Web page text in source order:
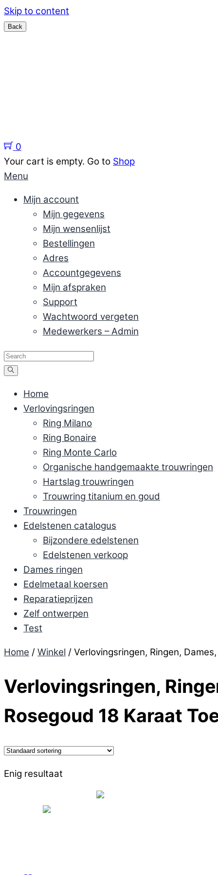
Skip to content
0
Your cart is empty. Go to Shop
Menu
Mijn account
Mijn gegevens
Mijn wensenlijst
Bestellingen
Adres
Accountgegevens
Mijn afspraken
Support
Wachtwoord vergeten
Medewerkers – Admin
Home
Verlovingsringen
Ring Milano
Ring Bonaire
Ring Monte Carlo
Organische handgemaakte trouwringen
Hartslag trouwringen
Trouwring titanium en goud
Trouwringen
Edelstenen catalogus
Bijzondere edelstenen
Edelstenen verkoop
Dames ringen
Edelmetaal koersen
Reparatieprijzen
Zelf ontwerpen
Test
Home / Winkel / Verlovingsringen, Ringen,
Verlovingsringen,
Rosegoud 18 Karaat
Enig resultaat